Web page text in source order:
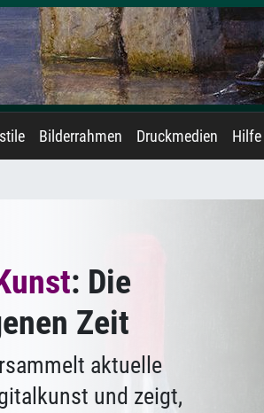
Bilderrahmen Druckmedien
: Die
Zeit
aktuelle
und zeigt,